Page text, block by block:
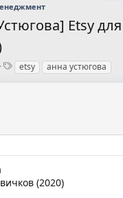
Etsy для
Тetsy анна устюгова
(2020)